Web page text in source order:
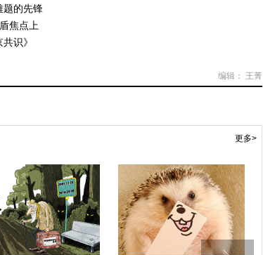
题的先锋
焦点上
识》
编辑： 王菁
更多>